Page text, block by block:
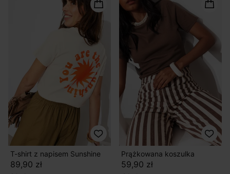
T-shirt z napisem Sunshine
89,90 zł
Prążkowana koszulka
59,90 zł